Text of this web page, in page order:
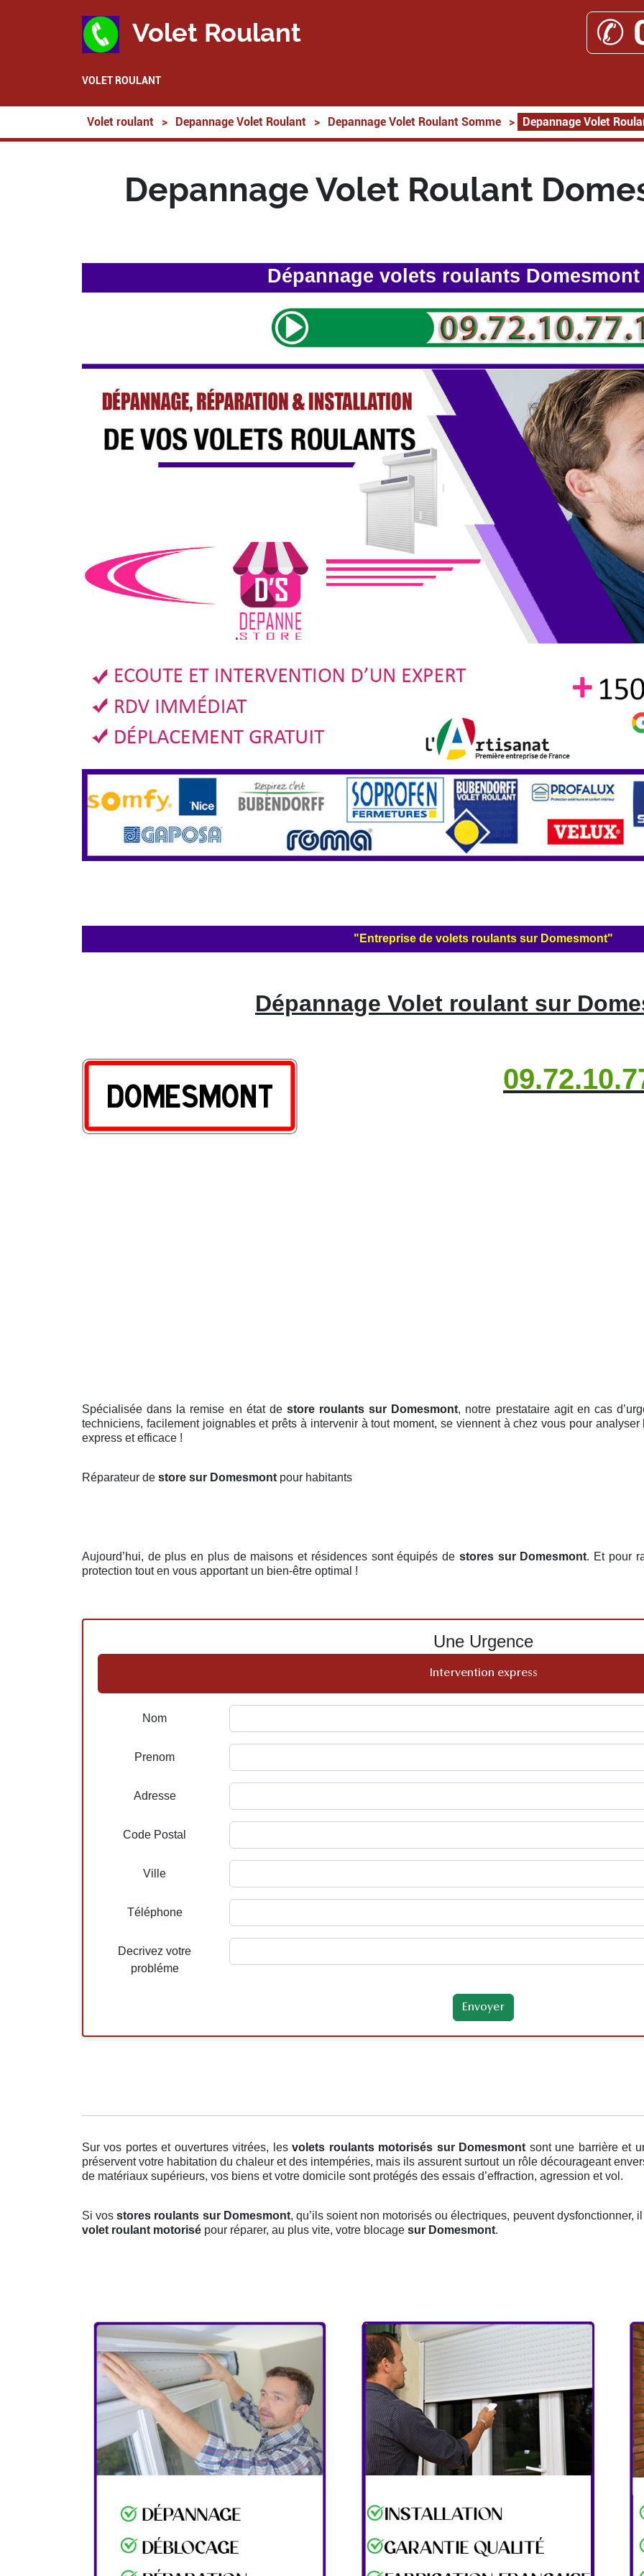
Volet Roulant ✆
VOLET ROULANT
Volet roulant > Depannage Volet Roulant > Depannage Volet Roulant Somme > Depannage Volet
Depannage Volet Roulant
Dépannage volets roulants Domesmont
"Entreprise de volets roulants sur Domesmont"
Dépannage Volet roulant sur
Spécialisée dans la remise en état de store roulants sur Domesmont, notre prestataire agit en cas
techniciens, facilement joignables et prêts à intervenir à tout moment, se viennent à chez vous pour
express et efficace !
Réparateur de store sur Domesmont pour habitants
Aujourd’hui, de plus en plus de maisons et résidences sont équipés de stores sur Domesmont. Et pour
protection tout en vous apportant un bien-être optimal !
Une Urgence
Intervention express
Nom
Prenom
Adresse
Code Postal
Ville
Téléphone
Decrivez votre
probléme
Sur vos portes et ouvertures vitrées, lesvolets roulants motorisés sur Domesmont sont une barrière et
préservent votre habitation du chaleur et des intempéries, mais ils assurent surtout un rôle décourageant
de matériaux supérieurs, vos biens et votre domicile sont protégés des essais d’effraction, agression et vol.
Si vosstores roulants sur Domesmont, qu’ils soient non motorisés ou électriques, peuvent
volet roulant motorisé pour réparer, au plus vite, votre blocage sur Domesmont.